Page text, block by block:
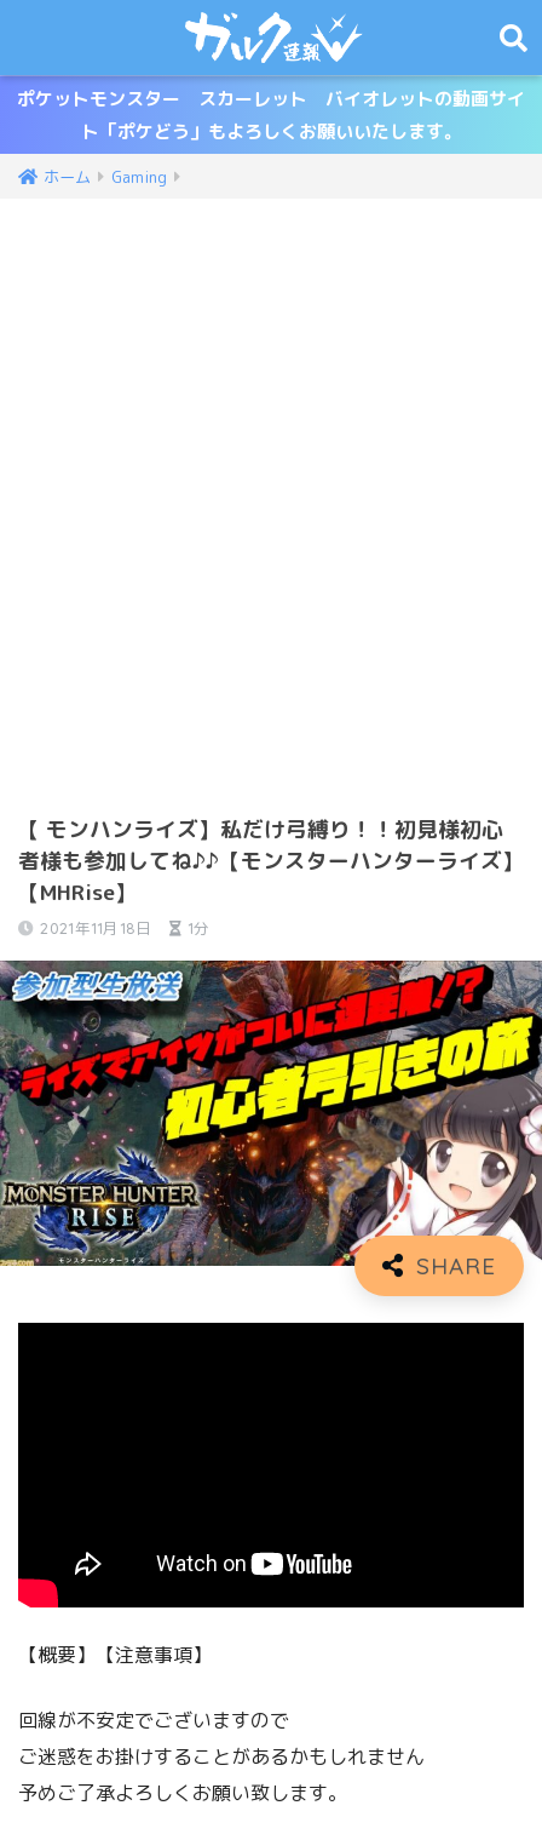
ポケットモンスター スカーレット バイオレットの動画サイ
ト「ポケどう」もよろしくお願いいたします。
ホーム Gaming
【 モンハンライズ】私だけ弓縛り！！初見様初心
者様も参加してね♪♪【モンスターハンターライズ】
【MHRise】
2021年11月18日 1分
【概要】【注意事項】
回線が不安定でございますので
ご迷惑をお掛けすることがあるかもしれません
予めご了承よろしくお願い致します。